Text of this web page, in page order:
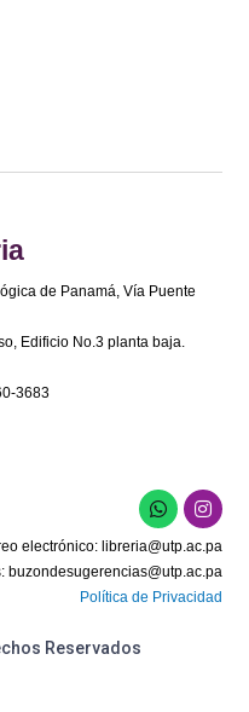
de Panamá, Vía Puente
Edificio No.3 planta baja.
3683
electrónico: libreria@utp.ac.pa
buzondesugerencias@utp.ac.pa
Política de Privacidad
Reservados